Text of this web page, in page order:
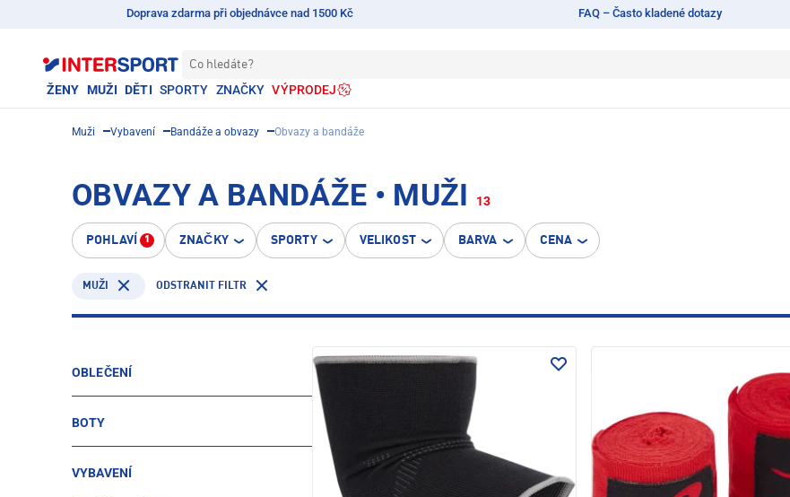
Doprava zdarma při objednávce nad 1500 Kč FAQ – Často kladené dotazy
Co hledáte?
ŽENY MUŽI DĚTI SPORTY ZNAČKY VÝPRODEJ
Muži Vybavení Bandáže a obvazy Obvazy a bandáže
OBVAZY A BANDÁŽE • MUŽI 13
POHLAVÍ 1 ZNAČKY SPORTY VELIKOST BARVA CENA
MUŽI ODSTRANIT FILTR
OBLEČENÍ
BOTY
VYBAVENÍ